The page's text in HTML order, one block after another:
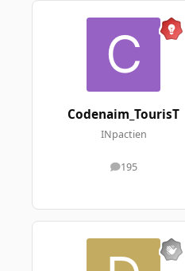
Codenaim_TourisT
INpactien
195
messages